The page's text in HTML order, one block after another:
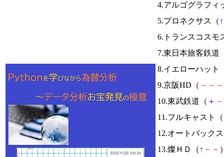
4.アルゴグラフィ
5.プロネクサス（ ↑
6.トランスコスモ
7.東日本旅客鉄道
8.イエローハット
9.京阪HD（ － － －
10.東武鉄道（ ＋ －
11.フルキャスト（
12.オートバック
13.燦ＨＤ（ ↑ － －